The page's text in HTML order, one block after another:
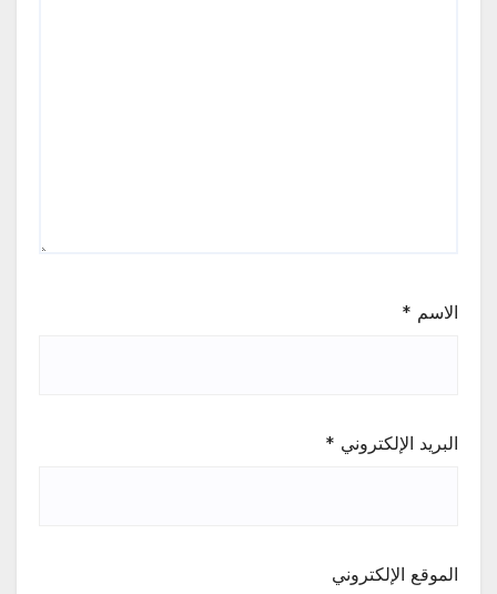
الاسم *
البريد الإلكتروني *
الموقع الإلكتروني